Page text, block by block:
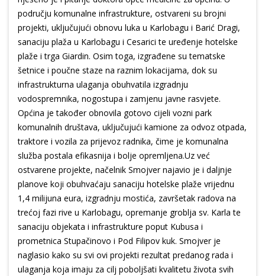
području komunalne infrastrukture, ostvareni su brojni
projekti, uključujući obnovu luka u Karlobagu i Barić Dragi,
sanaciju plaža u Karlobagu i Cesarici te uređenje hotelske
plaže i trga Giardin. Osim toga, izgrađene su tematske
šetnice i poučne staze na raznim lokacijama, dok su
infrastrukturna ulaganja obuhvatila izgradnju
vodospremnika, nogostupa i zamjenu javne rasvjete.
Općina je također obnovila gotovo cijeli vozni park
komunalnih društava, uključujući kamione za odvoz otpada,
traktore i vozila za prijevoz radnika, čime je komunalna
služba postala efikasnija i bolje opremljena.Uz već
ostvarene projekte, načelnik Smojver najavio je i daljnje
planove koji obuhvaćaju sanaciju hotelske plaže vrijednu
1,4 milijuna eura, izgradnju mostića, završetak radova na
trećoj fazi rive u Karlobagu, opremanje groblja sv. Karla te
sanaciju objekata i infrastrukture poput Kubusa i
prometnica Stupačinovo i Pod Filipov kuk. Smojver je
naglasio kako su svi ovi projekti rezultat predanog rada i
ulaganja koja imaju za cilj poboljšati kvalitetu života svih